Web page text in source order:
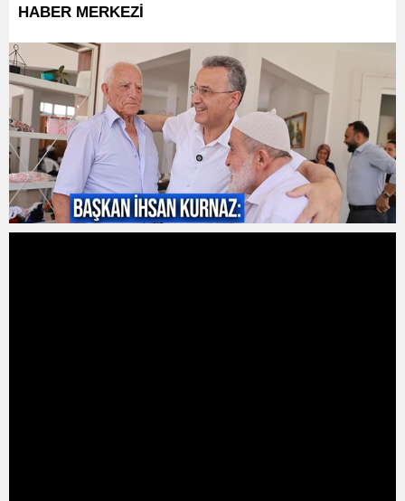
HABER MERKEZİ